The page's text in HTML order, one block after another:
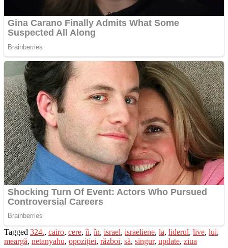
Tagged 324., cairo, cere,îi,în, israel, israeliene, la, liderul, live, lui,
meargă, netanyahu, opoziției, război, să, singur, update, ziua